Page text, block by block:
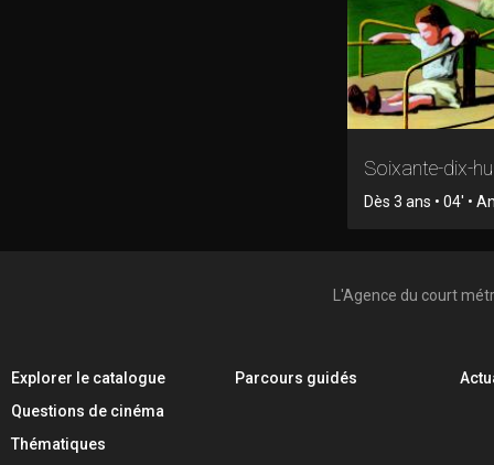
Soixante-dix-
Dès 3 ans • 04' •
L'Agence du court
Explorer le catalogue
Questions de cinéma
Thématiques
Parcours guidés